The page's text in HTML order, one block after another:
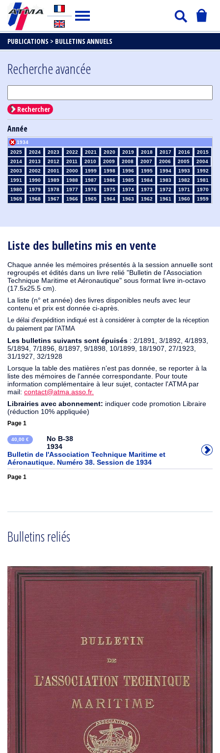
PUBLICATIONS > BULLETINS ANNUELS
Liste des bulletins mis en vente
Chaque année les mémoires présentés à la session annuelle sont
regroupés et édités dans un livre relié "Bulletin de l'Association
Technique Maritime et Aéronautique" sous format livre in-octavo
(17.5x25.5 cm).
La liste (n° et année) des livres disponibles neufs avec leur
contenu et prix est donnée ci-après.
Le délai d'expédition indiqué est à considérer à compter de la réception
du paiement par l'ATMA
Les bulletins suivants sont épuisés : 2/1891, 3/1892, 4/1893,
5/1894, 7/1896, 8/1897, 9/1898, 10/1899, 18/1907, 27/1923,
31/1927, 32/1928
Lorsque la table des matières n'est pas donnée, se reporter à la
liste des mémoires de l'année correspondante. Pour toute
information complémentaire à leur sujet, contacter l'ATMA par
mail: contact@atma.asso.fr.
Librairies avec abonnement: indiquer code promotion Libraire
(réduction 10% appliquée)
Page 1
40,00 €
No B-38
1934
Bulletin de l'Association Technique Maritime et
Aéronautique. Numéro 38. Session de 1934
Page 1
Recherche avancée
Rechercher
Année
2025 2024 2023 2022 2021 2020 2019 2018 2017 2016
2015
2014
2013 2012 2011 2010 2009 2008 2007 2006 2005
2004
2003
2002 2001 2000 1999 1998 1996 1995 1994 1993
1992
1991
1990 1989 1988 1987 1986 1985 1984 1983 1982
1981
1980
1979 1978 1977 1976 1975 1974 1973 1972 1971
1970
1969
1968 1967 1966 1965 1964 1963 1962 1961 1960
1959
1934
1930
1929 1926 1925 1924 1915 1914 1913 1912 1911
1910
Bulletins reliés